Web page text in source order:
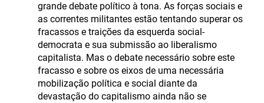
grande debate político à tona. As forças sociais e
as correntes militantes estão tentando superar os
fracassos e traições da esquerda social-
democrata e sua submissão ao liberalismo
capitalista. Mas o debate necessário sobre este
fracasso e sobre os eixos de uma necessária
mobilização política e social diante da
devastação do capitalismo ainda não se